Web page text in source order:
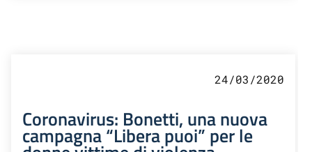
24/03/2020
Coronavirus: Bonetti, una nuova
campagna “Libera puoi” per le